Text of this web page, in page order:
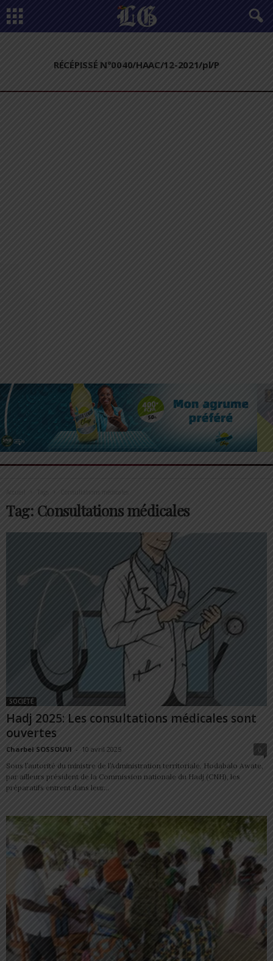
RÉCÉPISSÉ N°0040/HAAC/12-2021/pl/P
Tags Consultations médicales
Tag: Consultations médicales
SOCIÉTÉ
Hadj 2025: Les consultations médicales sont
ouvertes
Charbel SOSSOUVI - 10 avril 2025
0
Sous l’autorité du ministre de l’Administration territoriale, Hodabalo Awate,
par ailleurs président de la Commission nationale du Hadj (CNH), les
préparatifs entrent dans leur...